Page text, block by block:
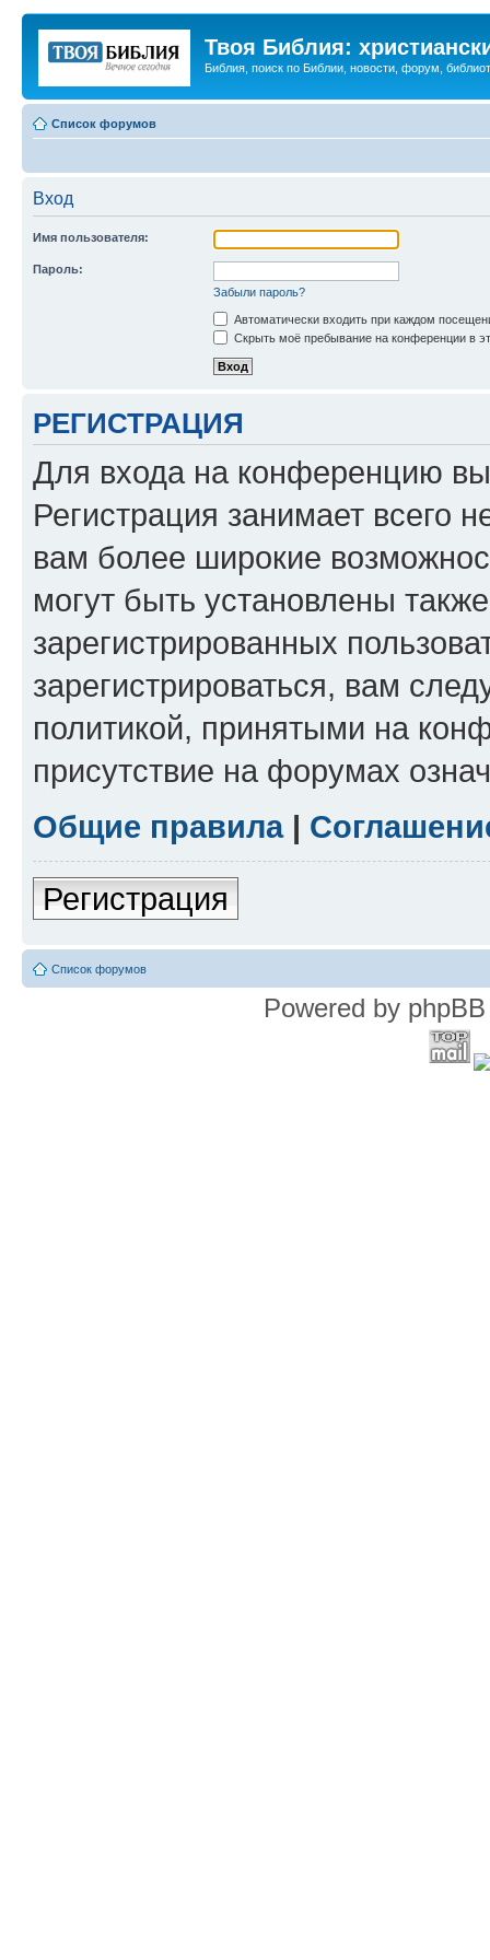
Твоя Библия:
Библия, поиск по Библии, новости, форум,
Список форумов
Вход
Имя пользователя:
Пароль:
Забыли пароль?
Автоматически входить при каждом
Скрыть моё пребывание на конференции в
РЕГИСТРАЦИЯ
Для входа на конференцию
Регистрация занимает всего
вам более широкие
могут быть установлены
зарегистрированных
зарегистрироваться, вам
политикой, принятыми на
присутствие на форумах
Общие правила|
Регистрация
Список форумов
Powered by